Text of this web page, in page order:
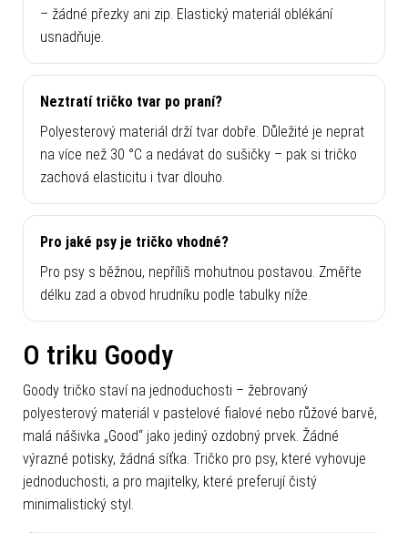
– žádné přezky ani zip. Elastický materiál oblékání
usnadňuje.
Neztratí tričko tvar po praní?
Polyesterový materiál drží tvar dobře. Důležité je neprat
na více než 30 °C a nedávat do sušičky – pak si tričko
zachová elasticitu i tvar dlouho.
Pro jaké psy je tričko vhodné?
Pro psy s běžnou, nepříliš mohutnou postavou. Změřte
délku zad a obvod hrudníku podle tabulky níže.
O triku Goody
Goody tričko staví na jednoduchosti – žebrovaný
polyesterový materiál v pastelové fialové nebo růžové barvě,
malá nášivka „Good“ jako jediný ozdobný prvek. Žádné
výrazné potisky, žádná síťka. Tričko pro psy, které vyhovuje
jednoduchosti, a pro majitelky, které preferují čistý
minimalistický styl.